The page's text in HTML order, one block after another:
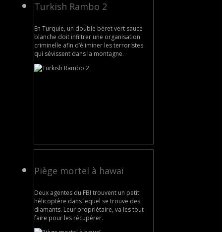
Turkish Rambo 2
En Turquie, un double béret vert sauce
blanche doit infiltrer une organisation
criminelle afin d’éliminer les terroristes
qui sévissent dans la montagne.
Piège mortel à hawaï
Deux agentes du FBI trouvent un petit
hélicoptère dans lequel se trouve des
diamants. Leur propriétaire, va les tout
faire pour les récupérer.